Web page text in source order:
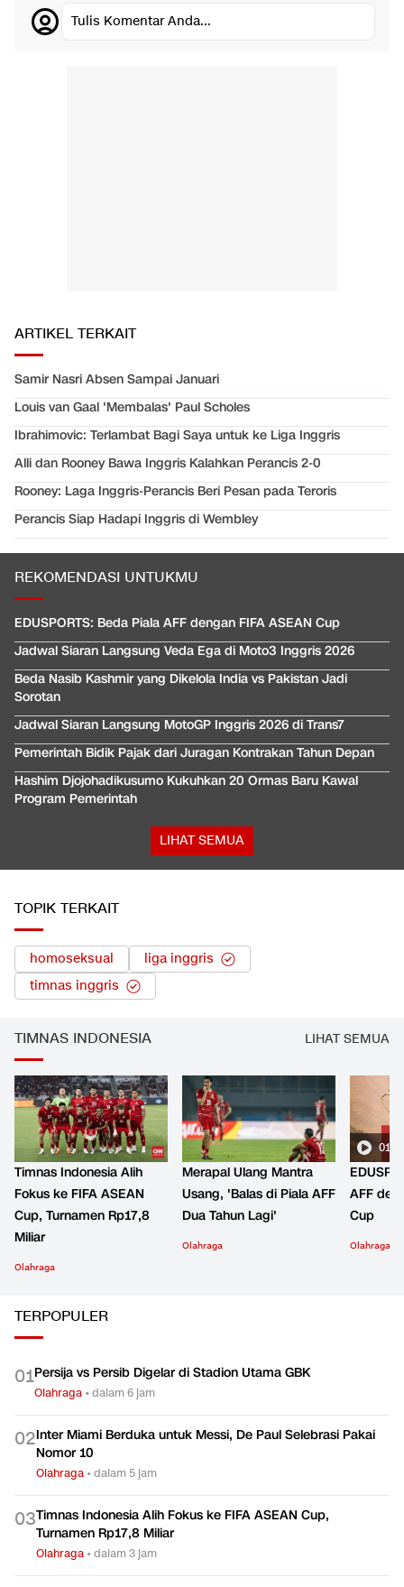
Tulis Komentar Anda...
ARTIKEL TERKAIT
Samir Nasri Absen Sampai Januari
Louis van Gaal 'Membalas' Paul Scholes
Ibrahimovic: Terlambat Bagi Saya untuk ke Liga Inggris
Alli dan Rooney Bawa Inggris Kalahkan Perancis 2-0
Rooney: Laga Inggris-Perancis Beri Pesan pada Teroris
Perancis Siap Hadapi Inggris di Wembley
REKOMENDASI UNTUKMU
EDUSPORTS: Beda Piala AFF dengan FIFA ASEAN Cup
Jadwal Siaran Langsung Veda Ega di Moto3 Inggris 2026
Beda Nasib Kashmir yang Dikelola India vs Pakistan Jadi
Sorotan
Jadwal Siaran Langsung MotoGP Inggris 2026 di Trans7
Pemerintah Bidik Pajak dari Juragan Kontrakan Tahun Depan
Hashim Djojohadikusumo Kukuhkan 20 Ormas Baru Kawal
Program Pemerintah
LIHAT SEMUA
TOPIK TERKAIT
homoseksual
liga inggris
timnas inggris
TIMNAS INDONESIA LIHAT SEMUA
Timnas Indonesia Alih
Fokus ke FIFA ASEAN
Cup, Turnamen Rp17,8
Miliar
Olahraga
Merapal Ulang Mantra
Usang, 'Balas di Piala AFF
Dua Tahun Lagi'
Olahraga
AFF
Cup
Olahraga
TERPOPULER
01Persija vs Persib Digelar di Stadion Utama GBK
Olahraga •dalam 6 jam
02Inter Miami Berduka untuk Messi, De Paul Selebrasi Pakai
Nomor 10
Olahraga •dalam 5 jam
03Timnas Indonesia Alih Fokus ke FIFA ASEAN Cup,
Turnamen Rp17,8 Miliar
Olahraga •dalam 3 jam